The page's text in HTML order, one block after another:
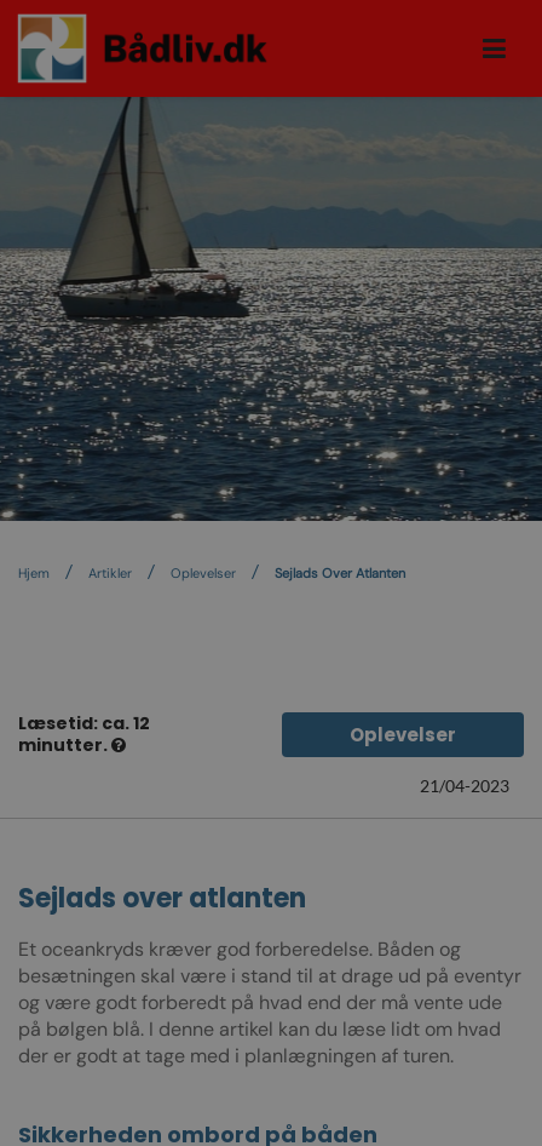
Hjem Artikler Oplevelser Sejlads Over Atlanten
Læsetid: ca. 12
minutter.
Oplevelser
21/04-2023
Sejlads over atlanten
Et oceankryds kræver god forberedelse. Båden og
besætningen skal være i stand til at drage ud på eventyr
og være godt forberedt på hvad end der må vente ude
på bølgen blå. I denne artikel kan du læse lidt om hvad
der er godt at tage med i planlægningen af turen.
Sikkerheden ombord på båden